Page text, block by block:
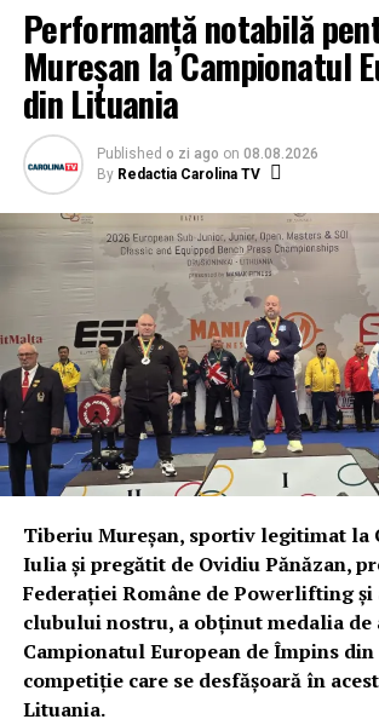
Performanță notabilă
Mureșan la Campionatul
din Lituania
Published o zi ago on 08.08.2026
By Redactia Carolina TV
Tiberiu Mureșan, sportiv legitimat la
Iulia și pregătit de Ovidiu Pănăzan,
Federației Române de Powerlifting
clubului nostru, a obținut medalia de
Campionatul European de Împins din
competiție care se desfășoară în
Lituania.